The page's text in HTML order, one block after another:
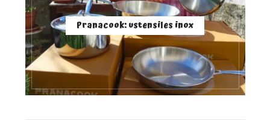
Pranacook: ustensiles inox